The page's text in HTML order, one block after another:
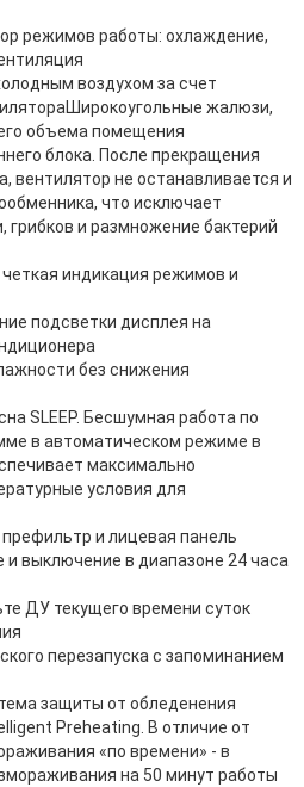
режимов работы: охлаждение,
воздухом за счет
жалюзи,
объема помещения
блока. После прекращения
вентилятор не останавливается и
что исключает
грибков и размножение бактерий
четкая индикация режимов и
подсветки дисплея на
без снижения
SLЕЕР. Бесшумная работа по
в автоматическом режиме в
максимально
условия для
и лицевая панель
выключение в диапазоне 24 часа
ДУ текущего времени суток
перезапуска с запоминанием
защиты от обледенения
Preheating. В отличие от
«по времени» - в
на 50 минут работы